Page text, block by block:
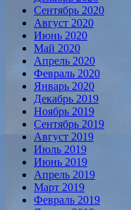
Сентябрь 2020
Август 2020
Июнь 2020
Май 2020
Апрель 2020
Февраль 2020
Январь 2020
Декабрь 2019
Ноябрь 2019
Сентябрь 2019
Август 2019
Июль 2019
Июнь 2019
Апрель 2019
Март 2019
Февраль 2019